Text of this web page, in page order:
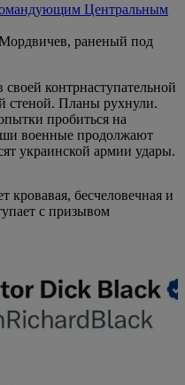
Центральным
раненый под
контрнаступательной
стеной. Планы рухнули.
пробиться на
военные продолжают
украинской армии удары.
кровавая, бесчеловечная и
с призывом